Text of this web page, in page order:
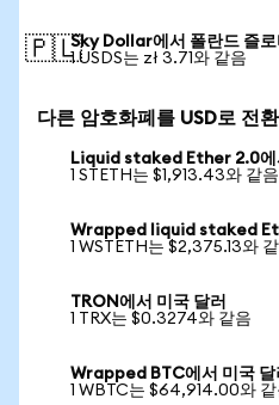
🇵🇱Sky Dollar에서 폴란드 즐로
1 USDS는 zł 3.71와 같음
다른 암호화폐를 USD로 전
Liquid staked Ether 2.0에
1 STETH는 $1,913.43와 같음
Wrapped liquid staked
1 WSTETH는 $2,375.13와
TRON에서 미국 달러
1 TRX는 $0.3274와 같음
Wrapped BTC에서 미국 달
1 WBTC는 $64,914.00와 같